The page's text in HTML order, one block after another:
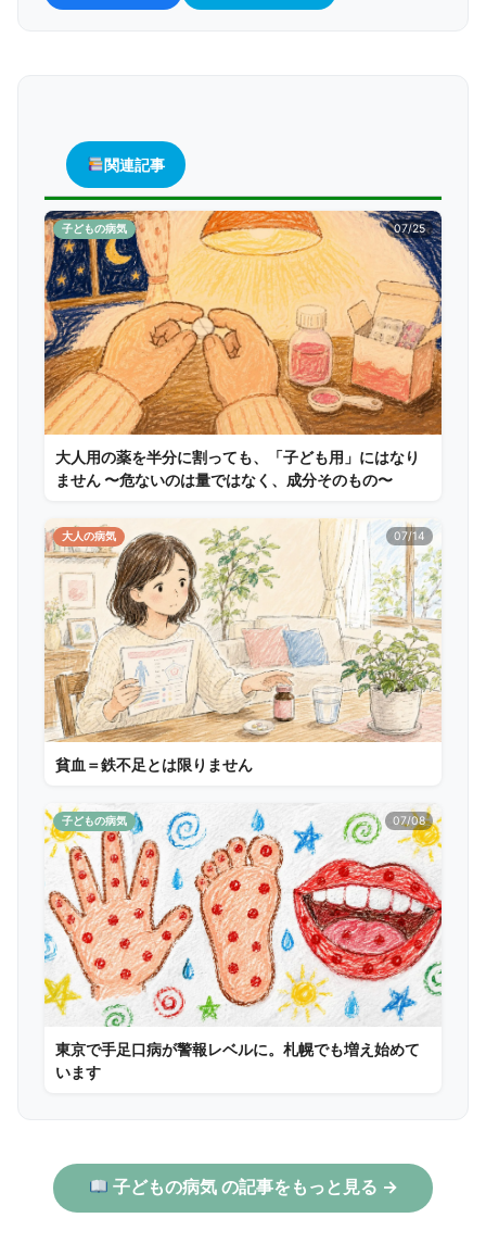
関連記事
子どもの病気 07/25
大人用の薬を半分に割っても、「子ども用」にはなり
ません 〜危ないのは量ではなく、成分そのもの〜
大人の病気 07/14
貧血＝鉄不足とは限りません
子どもの病気 07/08
東京で手足口病が警報レベルに。札幌でも増え始めて
います
子どもの病気 の記事をもっと見る →